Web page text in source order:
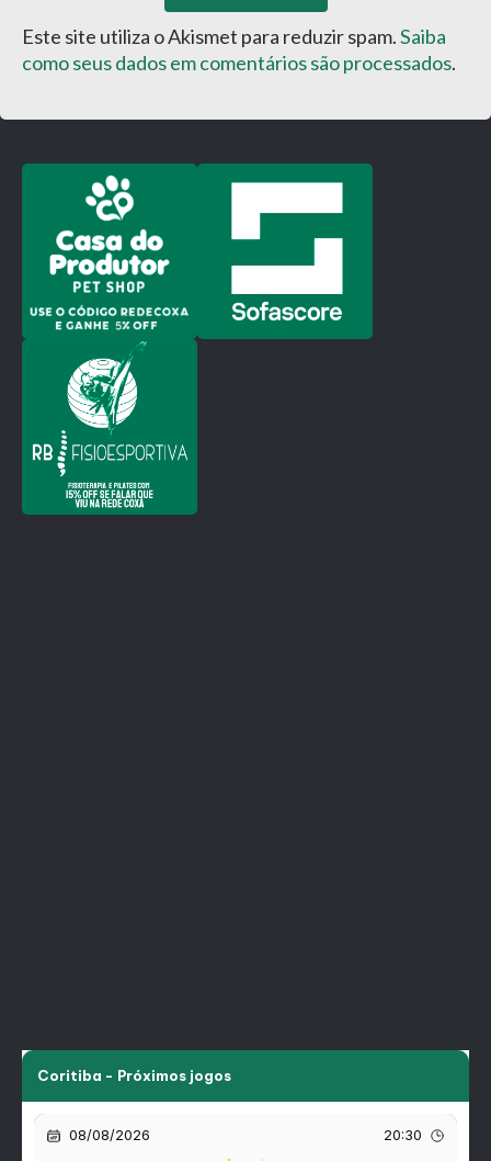
Este site utiliza o Akismet para reduzir spam.Saiba
como seus dados em comentários são processados.